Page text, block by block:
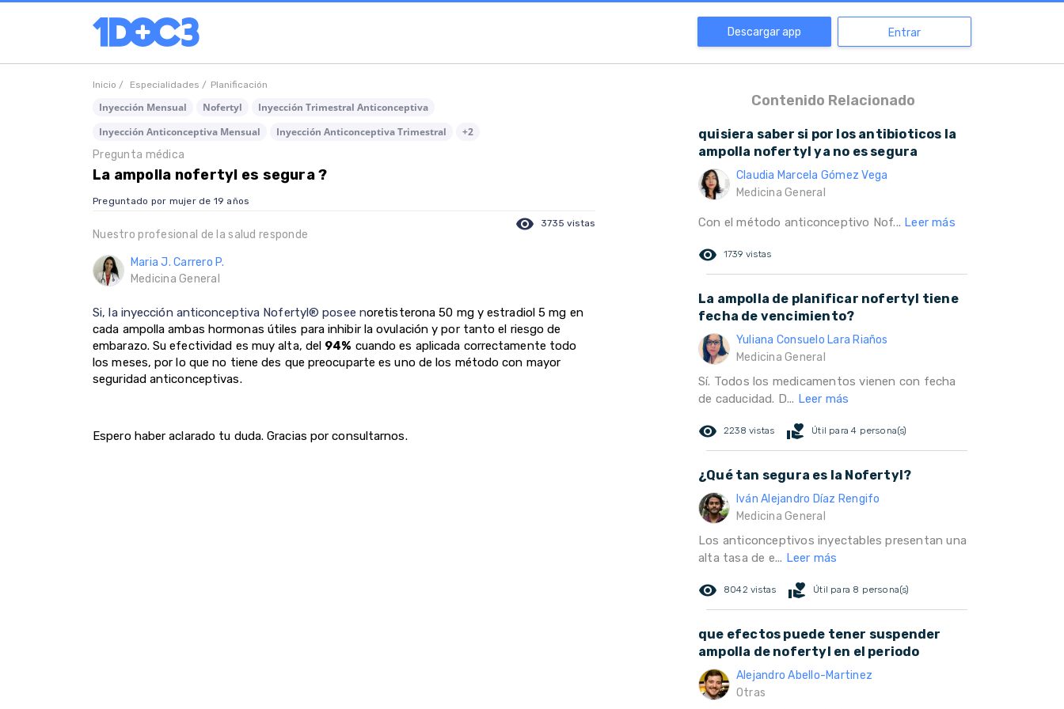
Descargar app Entrar
Inicio / Especialidades / Planificación
Inyección Mensual Nofertyl
Inyección Trimestral Anticonceptiva
Inyección Anticonceptiva Mensual
Inyección Anticonceptiva Trimestral
+2
Pregunta médica
La ampolla nofertyl es segura ?
Preguntado por mujer de 19 años
visibility 3735 vistas
Nuestro profesional de la salud responde
Maria J. Carrero P.
Medicina General
Si, la inyección anticonceptiva Nofertyl® posee noretisterona 50 mg y estradiol 5 mg en
cada ampolla ambas hormonas útiles para inhibir la ovulación y por tanto el riesgo de
embarazo. Su efectividad es muy alta, del 94% cuando es aplicada correctamente todo
los meses, por lo que no tiene des que preocuparte es uno de los método con mayor
seguridad anticonceptivas.
Espero haber aclarado tu duda. Gracias por consultarnos.
Contenido Relacionado
quisiera saber si por los antibioticos la
ampolla nofertyl ya no es segura
Claudia Marcela Gómez Vega
Medicina General
Con el método anticonceptivo Nof... Leer más
remove_red_eye 1739 vistas
La ampolla de planificar nofertyl tiene
fecha de vencimiento?
Yuliana Consuelo Lara Riaños
Medicina General
Sí. Todos los medicamentos vienen con fecha
de caducidad. D... Leer más
remove_red_eye 2238 vistas volunteer_activism Útil para 4 persona(s)
¿Qué tan segura es la Nofertyl?
Iván Alejandro Díaz Rengifo
Medicina General
Los anticonceptivos inyectables presentan una
alta tasa de e... Leer más
remove_red_eye 8042 vistas volunteer_activism Útil para 8 persona(s)
que efectos puede tener suspender
ampolla de nofertyl en el periodo
Alejandro Abello-Martinez
Otras